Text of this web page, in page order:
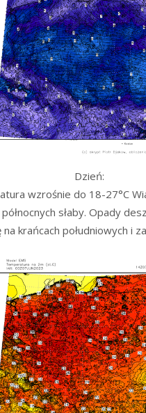
Dzień:
wzrośnie do 18-27°C
słaby. Opady
na krańcach południowych i